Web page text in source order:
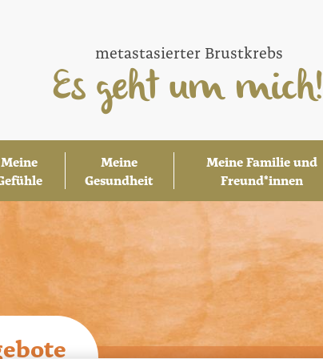
metastasierter Brustkrebs
Es geht um mich!
navigation
Meine
Meine
Gesundheit
Meine Familie und
Freund*innen